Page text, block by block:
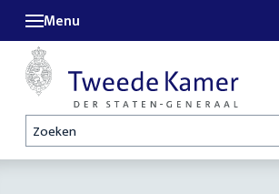
Zoeken
Menu